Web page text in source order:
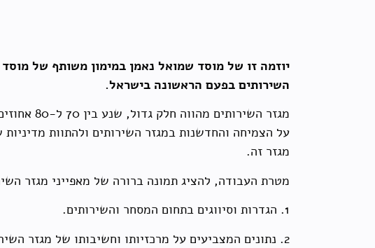
יוזמה זו של מוסד שמואל נאמן במימון משותף של
השירותים בפעם הראשונה בישראל.
על הצמיחה והחדשנות במגזר השירותים ולהתוות
מגזר זה.
מטרת העבודה, להציג תמונה ברורה של מאפייני מגזר
1. הגדרות וסיווגים בתחום המסחר והשירותים.
2. נתונים המצביעים על מרכזיותו וחשיבותו של מגזר